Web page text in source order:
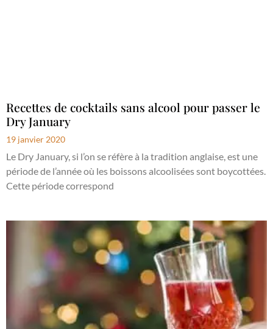
Recettes de cocktails sans alcool pour passer le
Dry January
19 janvier 2020
Le Dry January, si l’on se réfère à la tradition anglaise, est une
période de l’année où les boissons alcoolisées sont boycottées.
Cette période correspond